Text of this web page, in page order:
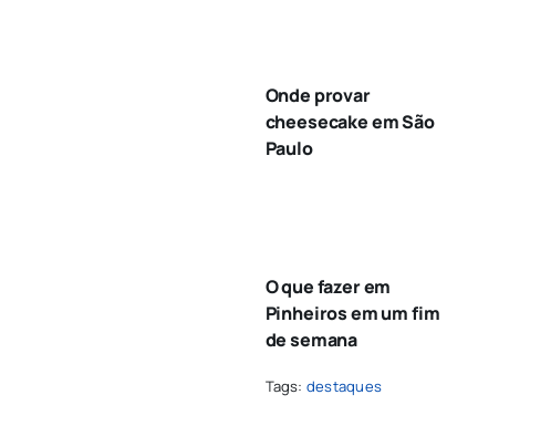
Onde provar
cheesecake em São
Paulo
O que fazer em
Pinheiros em um fim
de semana
Tags: destaques